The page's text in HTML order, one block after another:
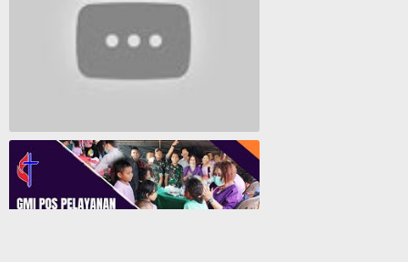
Lagu Rohani Tanpa Iklan - Lagu Pujian dan Penyembahan Paskah 2022